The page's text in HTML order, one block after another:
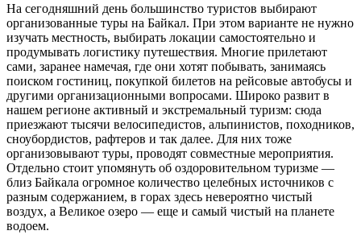
На сегодняшний день большинство туристов выбирают
организованные туры на Байкал. При этом варианте не нужно
изучать местность, выбирать локации самостоятельно и
продумывать логистику путешествия. Многие прилетают
сами, заранее намечая, где они хотят побывать, занимаясь
поиском гостиниц, покупкой билетов на рейсовые автобусы и
другими организационными вопросами. Широко развит в
нашем регионе активный и экстремальный туризм: сюда
приезжают тысячи велосипедистов, альпинистов, походников,
сноубордистов, рафтеров и так далее. Для них тоже
организовывают туры, проводят совместные мероприятия.
Отдельно стоит упомянуть об оздоровительном туризме —
близ Байкала огромное количество целебных источников с
разным содержанием, в горах здесь невероятно чистый
воздух, а Великое озеро — еще и самый чистый на планете
водоем.